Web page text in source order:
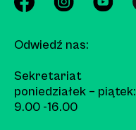
Odwiedź nas:
Sekretariat
poniedziałek – piątek:
9.00 -16.00